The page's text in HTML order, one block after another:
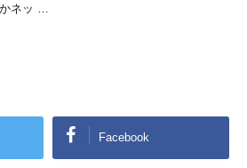
ネッ …
Facebook